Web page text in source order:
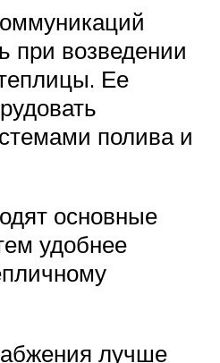
при возведении
Ее
полива и
основные
удобнее
лучше